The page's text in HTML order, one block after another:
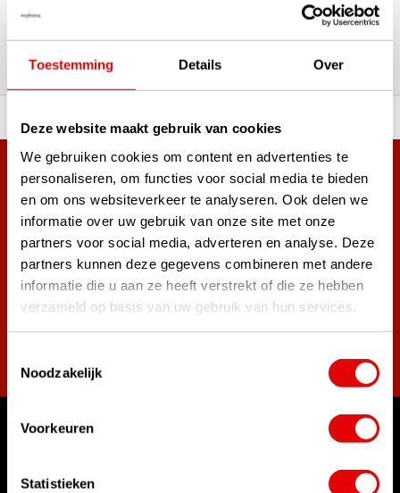
Toestemming Details Over
Deze website maakt gebruik van cookies
We gebruiken cookies om content en advertenties te
personaliseren, om functies voor social media te bieden
en om ons websiteverkeer te analyseren. Ook delen we
informatie over uw gebruik van onze site met onze
partners voor social media, adverteren en analyse. Deze
partners kunnen deze gegevens combineren met andere
informatie die u aan ze heeft verstrekt of die ze hebben
verzameld op basis van uw gebruik van hun services.
Noodzakelijk
Voorkeuren
Statistieken
Bewertungen: Das sagen unsere
Kunden
Mehr als 38.000 Kunden haben sich bereits
angemeldet.
Melde dich für den Newsletter an und verpasse nie wieder
die besten Golfangebote!
Rufen Sie uns an